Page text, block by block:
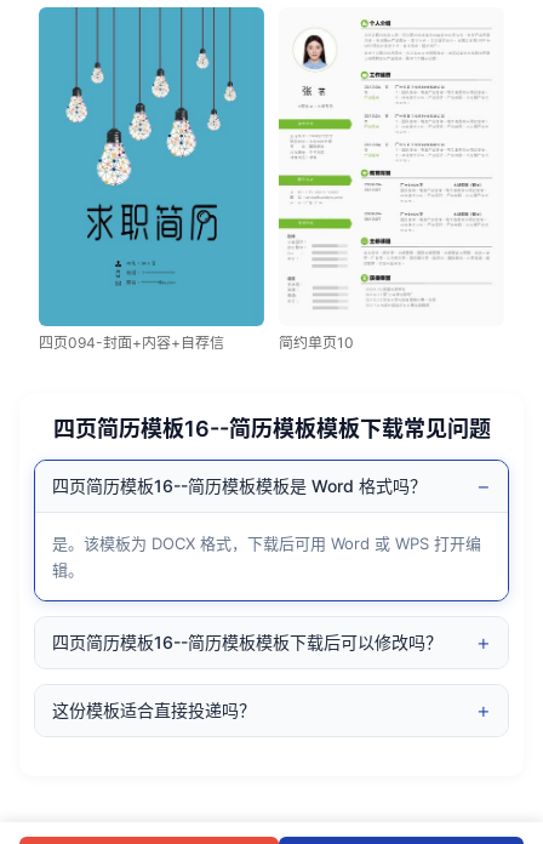
四页094-封面+内容+自荐信 简约单页10
四页简历模板16--简历模板模板下载常见问题
四页简历模板16--简历模板模板是 Word 格式吗？ −
是。该模板为 DOCX 格式，下载后可用 Word 或 WPS 打开编
辑。
四页简历模板16--简历模板模板下载后可以修改吗？ +
这份模板适合直接投递吗？ +